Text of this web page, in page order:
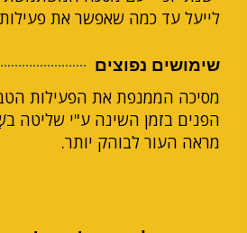
לייעל עד כמה שאפשר את
שימושים נפוצים
מסיכה הממנפת את הפעילות
הפנים בזמן השינה ע"י שליטה
מראה העור לבוהק יותר.